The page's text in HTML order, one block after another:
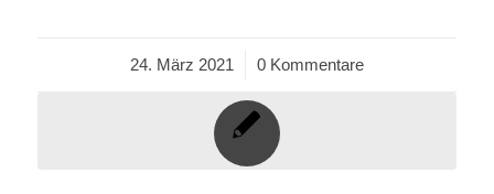
24. März 2021
/ 0 Kommentare